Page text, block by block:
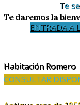
Te
Te daremos la
ENTRADA A
Habitación Romero
CONSULTAR